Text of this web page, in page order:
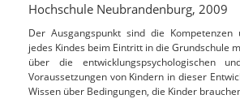
Hochschule Neubrandenburg, 2009
Der Ausgangspunkt sind die Kompetenzen
jedes Kindes beim Eintritt in die Grundschule
über die entwicklungspsychologischen
Voraussetzungen von Kindern in dieser
Wissen über Bedingungen, die Kinder